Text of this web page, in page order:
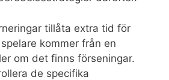
tillåta extra tid för
kommer från en
om det finns förseningar.
de specifika